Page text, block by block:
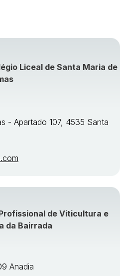
Liceal de Santa Maria de
- Apartado 107, 4535 Santa
de Viticultura e
da Bairrada
Anadia